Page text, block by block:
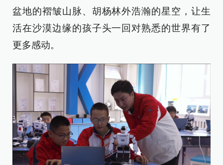
盆地的褶皱山脉、胡杨林外浩瀚的星空，让生
活在沙漠边缘的孩子头一回对熟悉的世界有了
更多感动。